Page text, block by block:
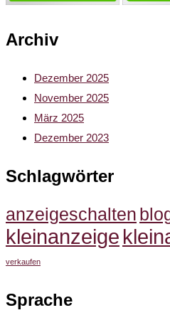
Archiv
Dezember 2025
November 2025
März 2025
Dezember 2023
Schlagwörter
anzeigeschalten
kleinanzeige
verkaufen
Sprache